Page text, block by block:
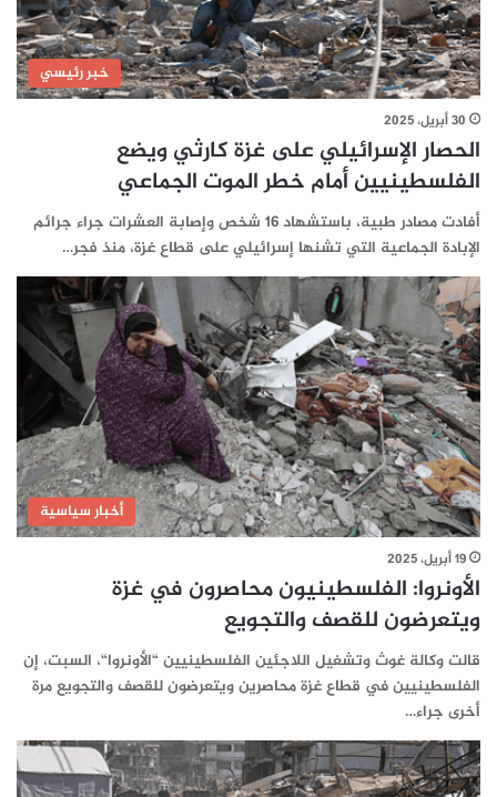
خبر رئيسي
30 أبريل، 2025
الحصار الإسرائيلي على غزة كارثي ويضع
الفلسطينيين أمام خطر الموت الجماعي
أفادت مصادر طبية، باستشهاد 16 شخص وإصابة العشرات جراء جرائم
الإبادة الجماعية التي تشنها إسرائيلي على قطاع غزة، منذ فجر…
أخبار سياسية
19 أبريل، 2025
الأونروا: الفلسطينيون محاصرون في غزة
ويتعرضون للقصف والتجويع
قالت وكالة غوث وتشغيل اللاجئين الفلسطينيين “الأونروا“، السبت، إن
الفلسطينيين في قطاع غزة محاصرين ويتعرضون للقصف والتجويع مرة
أخرى جراء…